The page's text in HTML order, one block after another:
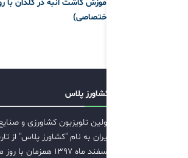
آموزش کاشت انبه در گلدان با
اختصاصی)
کشاورز پلاس
اولین تلویزیون کشاورزی و
ایران به نام "کشاورز پلاس" از
اسفند ماه ۱۳۹۷ همزمان